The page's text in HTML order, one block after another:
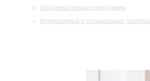
Образовательные программы
Инклюзивные и специальные проекты